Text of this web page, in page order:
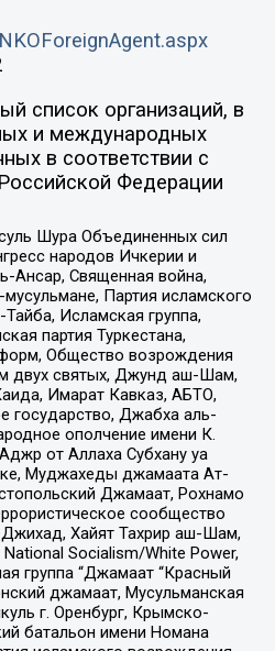
список организаций, в
и международных
в соответствии с
Федерации
Шура Объединенных сил
народов Ичкерии и
Ансар, Священная война,
Партия исламского
Исламская группа,
партия Туркестана,
Общество возрождения
двух святых, Джунд аш-Шам,
Имарат Кавказ, АБТО,
государство, Джабха аль-
ополчение имени К.
от Аллаха Субхану уа
Муджахеды джамаата Ат-
Джамаат, Рохнамо
сообщество
Джихад, Хайят Тахрир аш-Шам,
Socialism/White Power,
группа “Джамаат “Красный
джамаат, Мусульманская
г. Оренбург, Крымско-
батальон имени Номана